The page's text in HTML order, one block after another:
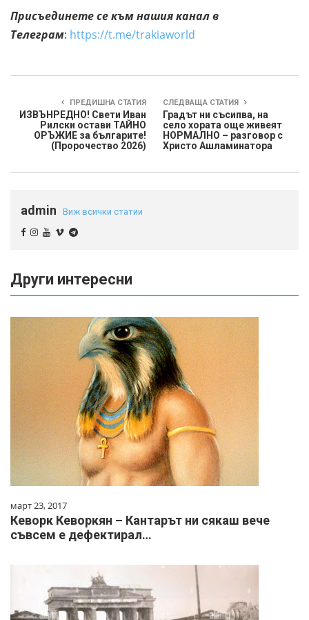
Присъединете се към нашия канал в
Телеграм: https://t.me/trakiaworld
ПРЕДИШНА СТАТИЯ
ИЗВЪНРЕДНО! Свети Иван
Рилски остави ТАЙНО
ОРЪЖИЕ за българите!
(Пророчество 2026)
СЛЕДВАЩА СТАТИЯ
Градът ни съсипва, на
село хората още живеят
НОРМАЛНО – разговор с
Христо Ашламинатора
admin Виж всички статии
Други интересни
март 23, 2017
Кеворк Кеворкян – Кантарът ни сякаш вече
съвсем е дефектирал…